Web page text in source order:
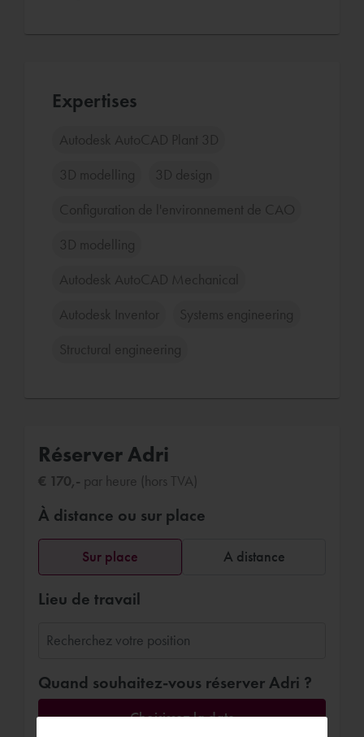
Expertises
Autodesk AutoCAD Plant 3D
3D modelling 3D design
Configuration de l'environnement de CAO
3D modelling
Autodesk AutoCAD Mechanical
Autodesk Inventor Systems engineering
Structural engineering
Réserver Adri
€ 170,- par heure (hors TVA)
À distance ou sur place
Sur place A distance
Lieu de travail
Quand souhaitez-vous réserver Adri ?
Choisissez la date